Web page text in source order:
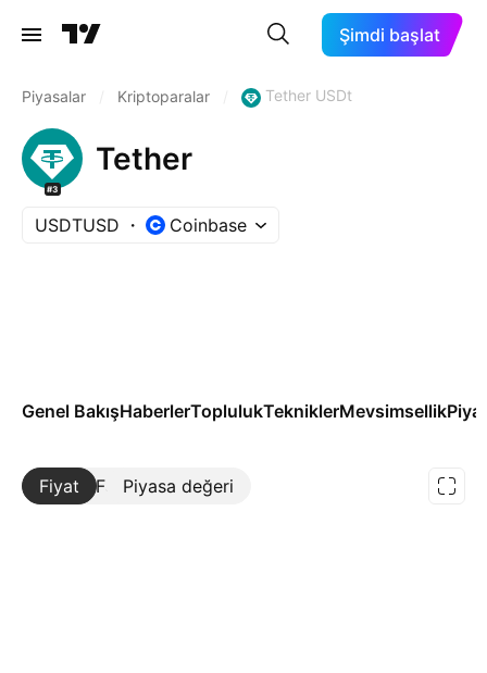
Şimdi başlat
Piyasalar Kriptoparalar Tether USDt
#3
Tether
USDTUSD Coinbase
Genel BakışHaberlerToplulukTekniklerMevsimsellik
Fiyat Piyasa değeri
Daha Fazla